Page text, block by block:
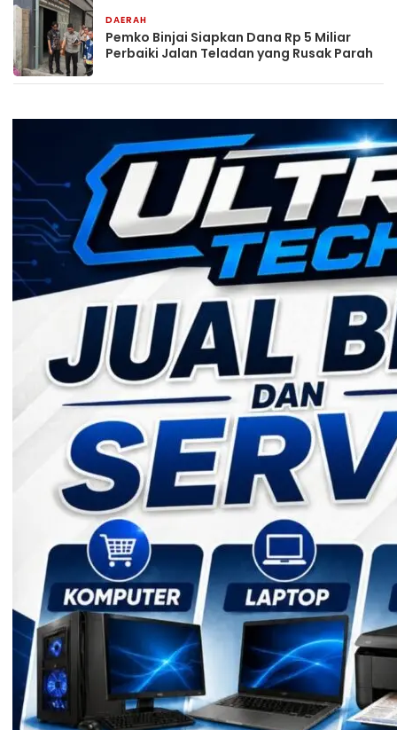
DAERAH
Pemko Binjai Siapkan Dana Rp 5 Miliar
Perbaiki Jalan Teladan yang Rusak Parah